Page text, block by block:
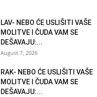
LAV- NEBO ĆE USLIŠITI VAŠE
MOLITVE I ČUDA VAM SE
DEŠAVAJU:...
August 7, 2026
RAK- NEBO ĆE USLIŠITI VAŠE
MOLITVE I ČUDA VAM SE
DEŠAVAJU:...